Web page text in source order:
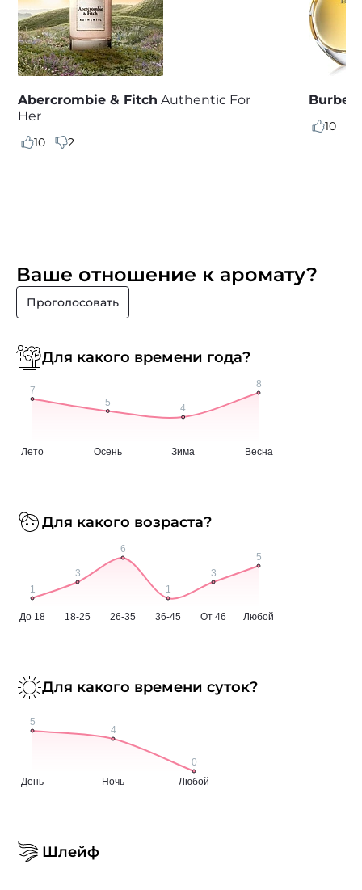
Abercrombie & Fitch Authentic For
Her
10 2
10
Ваше отношение к аромату?
Проголосовать
Для какого времени года?
Для какого возраста?
Для какого времени суток?
Шлейф